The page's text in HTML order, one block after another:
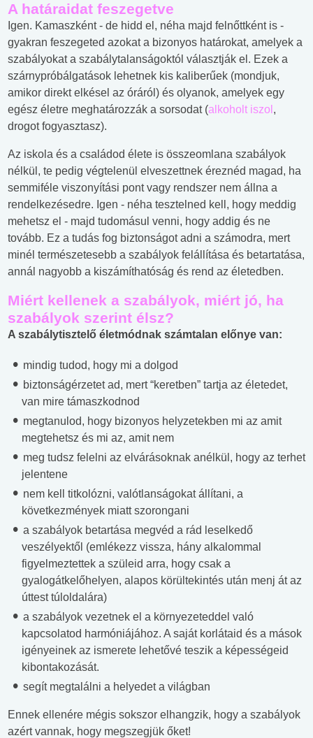
A határaidat feszegetve
Igen. Kamaszként - de hidd el, néha majd felnőttként is -
gyakran feszegeted azokat a bizonyos határokat, amelyek a
szabályokat a szabálytalanságoktól választják el. Ezek a
szárnypróbálgatások lehetnek kis kaliberűek (mondjuk,
amikor direkt elkésel az óráról) és olyanok, amelyek egy
egész életre meghatározzák a sorsodat (alkoholt iszol ,
drogot fogyasztasz).
Az iskola és a családod élete is összeomlana szabályok
nélkül, te pedig végtelenül elveszettnek éreznéd magad, ha
semmiféle viszonyítási pont vagy rendszer nem állna a
rendelkezésedre. Igen - néha tesztelned kell, hogy meddig
mehetsz el - majd tudomásul venni, hogy addig és ne
tovább. Ez a tudás fog biztonságot adni a számodra, mert
minél természetesebb a szabályok felállítása és betartatása,
annál nagyobb a kiszámíthatóság és rend az életedben.
Miért kellenek a szabályok, miért jó, ha
szabályok szerint élsz?
A szabálytisztelő életmódnak számtalan előnye van:
mindig tudod, hogy mi a dolgod
biztonságérzetet ad, mert “keretben” tartja az életedet,
van mire támaszkodnod
megtanulod, hogy bizonyos helyzetekben mi az amit
megtehetsz és mi az, amit nem
meg tudsz felelni az elvárásoknak anélkül, hogy az terhet
jelentene
nem kell titkolózni, valótlanságokat állítani, a
következmények miatt szorongani
a szabályok betartása megvéd a rád leselkedő
veszélyektől (emlékezz vissza, hány alkalommal
figyelmeztettek a szüleid arra, hogy csak a
gyalogátkelőhelyen, alapos körültekintés után menj át az
úttest túloldalára)
a szabályok vezetnek el a környezeteddel való
kapcsolatod harmóniájához. A saját korlátaid és a mások
igényeinek az ismerete lehetővé teszik a képességeid
kibontakozását.
segít megtalálni a helyedet a világban
Ennek ellenére mégis sokszor elhangzik, hogy a szabályok
azért vannak, hogy megszegjük őket!